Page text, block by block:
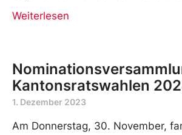
Weiterlesen
Kantonsratswahlen
1. Dezember 2023
Am Donnerstag, 30. November,